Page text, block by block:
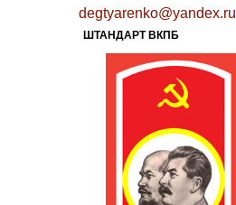
degtyarenko@yandex.ru
ШТАНДАРТ ВКПБ